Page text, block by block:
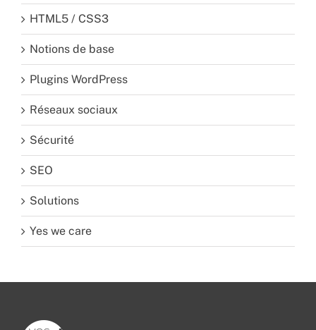
HTML5 / CSS3
Notions de base
Plugins WordPress
Réseaux sociaux
Sécurité
SEO
Solutions
Yes we care